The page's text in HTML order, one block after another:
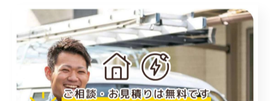
施工事例
< 前のページ 一覧に戻る